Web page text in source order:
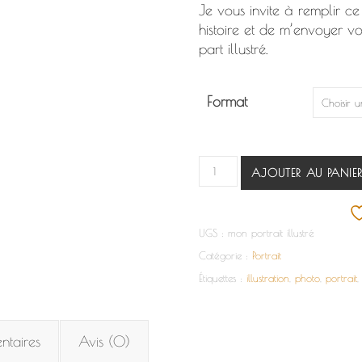
Je vous invite à remplir
histoire et de m’envoyer
part illustré.
Format
quantité de Portrait
AJOUTER AU
UGS : mon portrait illustré
Catégorie : Portrait
Étiquettes : illustration photo, portrait,
Avis (0)